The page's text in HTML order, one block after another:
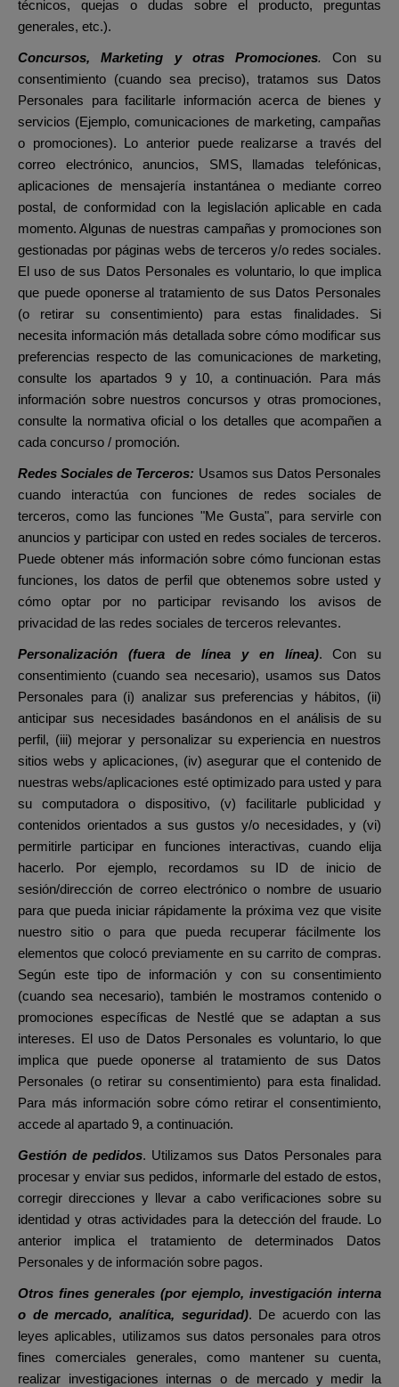
técnicos, quejas o dudas sobre el producto, preguntas
generales, etc.).
Concursos, Marketing y otras Promociones.
Con su
consentimiento (cuando sea preciso), tratamos sus Datos
Personales para facilitarle información acerca de bienes y
servicios (Ejemplo, comunicaciones de marketing, campañas
o promociones). Lo anterior puede realizarse a través del
correo electrónico, anuncios, SMS, llamadas telefónicas,
aplicaciones de mensajería instantáneao mediante correo
postal, de conformidad con la legislación aplicable en cada
momento. Algunas de nuestras campañas y promociones son
gestionadas por páginas webs de terceros y/o redes sociales.
El uso de sus Datos Personales es voluntario, lo que implica
que puede oponerse al tratamiento de sus Datos Personales
(o retirar su consentimiento) para estas finalidades. Si
necesita información más detallada sobre cómo modificar sus
preferencias respecto de las comunicaciones de marketing,
consulte los apartados 9 y 10, a continuación. Para más
información sobre nuestros concursos y otras promociones,
consulte la normativa oficial o los detalles que acompañen a
cada concurso / promoción.
Redes Sociales de Terceros: Usamos sus Datos Personales
cuando interactúa con funciones de redes sociales de
terceros, como las funciones "Me Gusta", para servirle con
anuncios y participar con usted en redes sociales de terceros.
Puede obtener más información sobre cómo funcionan estas
funciones, los datos de perfil que obtenemos sobre usted y
cómo optar por no participar revisando los avisos de
privacidad de las redes sociales de terceros relevantes.
Personalización (fuera de línea y en línea).
Con su
consentimiento (cuando sea necesario), usamos sus Datos
Personales para (i) analizar sus preferencias y hábitos, (ii)
anticipar sus necesidades basándonos en el análisis de su
perfil, (iii) mejorar y personalizar su experiencia en nuestros
sitios webs y aplicaciones, (iv) asegurar que el contenido de
nuestras webs/aplicaciones esté optimizado para usted y para
su computadora o dispositivo, (v) facilitarle publicidad y
contenidos orientados a sus gustos y/o necesidades, y (vi)
permitirle participar en funciones interactivas, cuando elija
hacerlo. Por ejemplo, recordamos su ID de inicio de
sesión/dirección de correo electrónico o nombre de usuario
para que pueda iniciar rápidamente la próxima vez que visite
nuestro sitio o para que pueda recuperar fácilmente los
elementos que colocó previamente en su carrito de compras.
Según este tipo de información y con su consentimiento
(cuando sea necesario), también le mostramos contenido o
promociones específicas de Nestlé que se adaptan a sus
intereses. El uso de Datos Personales es voluntario, lo que
implica que puede oponerse al tratamiento de sus Datos
Personales (o retirar su consentimiento) para esta finalidad.
Para más información sobre cómo retirar el consentimiento,
accede al apartado 9, a continuación.
Gestión de pedidos. Utilizamos sus Datos Personales para
procesar y enviar sus pedidos, informarle del estado de estos,
corregir direcciones y llevar a cabo verificaciones sobre su
identidad y otras actividades para la detección del fraude. Lo
anterior implica el tratamiento de determinados Datos
Personales y de información sobre pagos.
Otros fines generales (por ejemplo, investigación interna
o de mercado, analítica, seguridad). De acuerdo con las
leyes aplicables, utilizamos sus datos personales para otros
fines comerciales generales, como mantener su cuenta,
realizar investigaciones internas o de mercado y medir la